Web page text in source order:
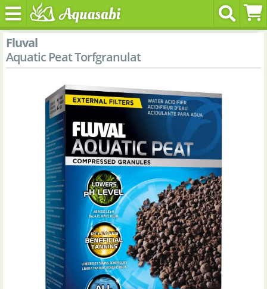
Fluval
Aquatic Peat Torfgranulat